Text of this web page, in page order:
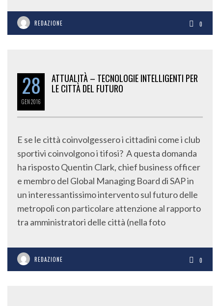
REDAZIONE 0
28
GEN2016
ATTUALITÀ – TECNOLOGIE INTELLIGENTI PER
LE CITTÀ DEL FUTURO
E se le città coinvolgessero i cittadini come i club
sportivi coinvolgono i tifosi? A questa domanda
ha risposto Quentin Clark, chief business officer
e membro del Global Managing Board di SAP in
un interessantissimo intervento sul futuro delle
metropoli con particolare attenzione al rapporto
tra amministratori delle città (nella foto
REDAZIONE 0